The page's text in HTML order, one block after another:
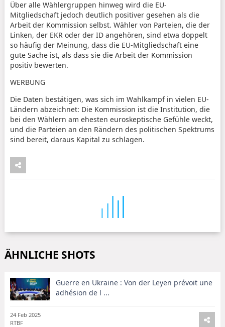
Über alle Wählergruppen hinweg wird die EU-
Mitgliedschaft jedoch deutlich positiver gesehen als die
Arbeit der Kommission selbst. Wähler von Parteien, die der
Linken, der EKR oder der ID angehören, sind etwa doppelt
so häufig der Meinung, dass die EU-Mitgliedschaft eine
gute Sache ist, als dass sie die Arbeit der Kommission
positiv bewerten.
WERBUNG
Die Daten bestätigen, was sich im Wahlkampf in vielen EU-
Ländern abzeichnet: Die Kommission ist die Institution, die
bei den Wählern am ehesten euroskeptische Gefühle weckt,
und die Parteien an den Rändern des politischen Spektrums
sind bereit, daraus Kapital zu schlagen.
ÄHNLICHE SHOTS
Guerre en Ukraine : Von der Leyen prévoit une
adhésion de l ...
24 Feb 2025
RTBF